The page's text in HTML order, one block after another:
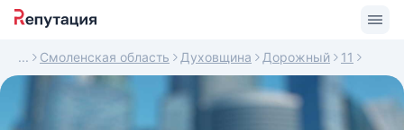
Смоленская область Духовщина Дорожный 11